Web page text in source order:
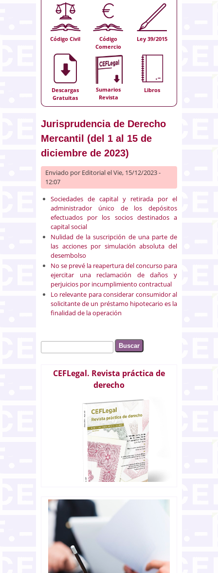
Código Civil
Código
Comercio
Ley 39/2015
Descargas
Gratuitas
Sumarios
Revista
Libros
Jurisprudencia de Derecho
Mercantil (del 1 al 15 de
diciembre de 2023)
Enviado por Editorialel Vie, 15/12/2023 -
12:07
Sociedades de capital y retirada por el
administrador único de los depósitos
efectuados por los socios destinados a
capital social
Nulidad de la suscripción de una parte de
las acciones por simulación absoluta del
desembolso
No se prevé la reapertura del concurso para
ejercitar una reclamación de daños y
perjuicios por incumplimiento contractual
Lo relevante para considerar consumidor al
solicitante de un préstamo hipotecario es la
finalidad de la operación
Formulario de búsqueda
Buscar
CEFLegal. Revista práctica de
derecho